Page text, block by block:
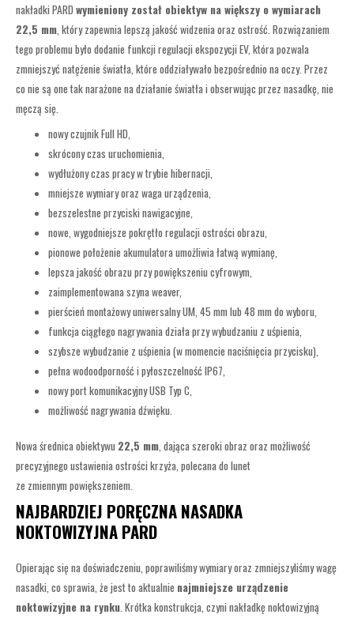
nakładki PARD wymieniony został obiektyw na większy o wymiarach
22,5 mm , który zapewnia lepszą jakość widzenia oraz ostrość. Rozwiązaniem
tego problemu było dodanie funkcji regulacji ekspozycji EV, która pozwala
zmniejszyć natężenie światła, które oddziaływało bezpośrednio na oczy. Przez
co nie są one tak narażone na działanie światła i obserwując przez nasadkę, nie
męczą się.
nowy czujnik Full HD,
skrócony czas uruchomienia,
wydłużony czas pracy w trybie hibernacji,
mniejsze wymiary oraz waga urządzenia,
bezszelestne przyciski nawigacyjne,
nowe, wygodniejsze pokrętło regulacji ostrości obrazu,
pionowe położenie akumulatora umożliwia łatwą wymianę,
lepsza jakość obrazu przy powiększeniu cyfrowym,
zaimplementowana szyna weaver,
pierścień montażowy uniwersalny UM, 45 mm lub 48 mm do wyboru,
funkcja ciągłego nagrywania działa przy wybudzaniu z uśpienia,
szybsze wybudzanie z uśpienia (w momencie naciśnięcia przycisku),
pełna wodoodporność i pyłoszczelność IP67,
nowy port komunikacyjny USB Typ C,
możliwość nagrywania dźwięku.
Nowa średnica obiektywu 22,5 mm, dająca szeroki obraz oraz możliwość
precyzyjnego ustawienia ostrości krzyża, polecana do lunet
ze zmiennym powiększeniem.
NAJBARDZIEJ PORĘCZNA NASADKA
NOKTOWIZYJNA PARD
Opierając się na doświadczeniu, poprawiliśmy wymiary oraz zmniejszyliśmy wagę
nasadki, co sprawia, że jest to aktualnie najmniejsze urządzenie
noktowizyjne na rynku. Krótka konstrukcja, czyni nakładkę noktowizyjną